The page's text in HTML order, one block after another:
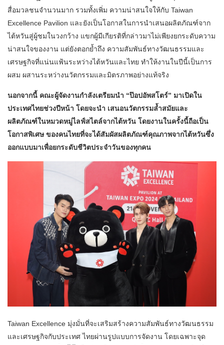
สื่อมวลชนจำนวนมาก รวมทั้งเพิ่ม ความน่าสนใจให้กับ Taiwan
Excellence Pavilion และยังเป็นโอกาสในการนำเสนอผลิตภัณฑ์จาก
ไต้หวันสู่ผู้ชมในวงกว้าง แขกผู้มีเกียรติที่กล่าวมาไม่เพียงยกระดับความ
น่าสนใจของงาน แต่ยังตอกย้ำถึง ความสัมพันธ์ทางวัฒนธรรมและ
เศรษฐกิจที่แน่นแฟ้นระหว่างไต้หวันและไทย ทำให้งานในปีนี้เป็นการ
ผสม ผสานระหว่างนวัตกรรมและมิตรภาพอย่างแท้จริง
นอกจากนี้ คณะผู้จัดงานกำลังเตรียมนำ “ป๊อปอัพสโตร์” มาเปิดใน
ประเทศไทยช่วงปีหน้า โดยจะนำ เสนอนวัตกรรมล้ำสมัยและ
ผลิตภัณฑ์ในหมวดหมู่ไลฟ์สไตล์จากไต้หวัน โดยงานในครั้งนี้ถือเป็น
โอกาสพิเศษ ของคนไทยที่จะได้สัมผัสผลิตภัณฑ์คุณภาพจากไต้หวันซึ่ง
ออกแบบมาเพื่อยกระดับชีวิตประจำวันของทุกคน
Taiwan Excellence มุ่งมั่นที่จะเสริมสร้างความสัมพันธ์ทางวัฒนธรรม
และเศรษฐกิจกับประเทศ ไทยผ่านรูปแบบการจัดงาน โดยเฉพาะจุด